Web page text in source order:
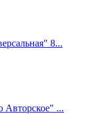
8...
Авторское" ...